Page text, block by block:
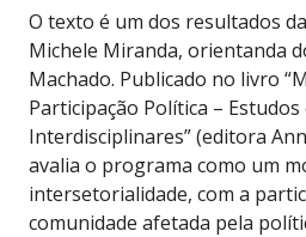
O texto é um dos resultados
Michele Miranda, orientanda
Machado. Publicado no livro
Participação Política – Estudos
Interdisciplinares” (editora
avalia o programa como um
intersetorialidade, com a
comunidade afetada pela